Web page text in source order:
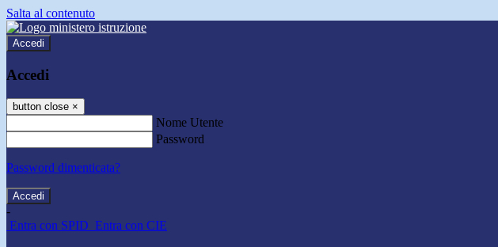
Salta al contenuto
Accedi
Accedi
button close ×
Nome Utente
Password
Password dimenticata?
-
Entra con SPID Entra con CIE